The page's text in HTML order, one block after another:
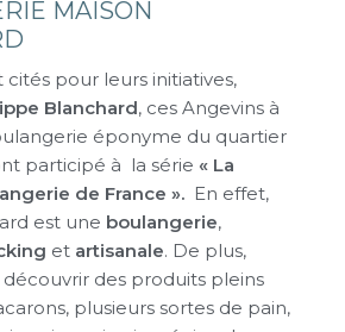
MAISON
pour leurs initiatives,
Blanchard, ces Angevins à
éponyme du quartier
participé à la série « La
de France ». En effet,
est une boulangerie,
et artisanale. De plus,
des produits pleins
plusieurs sortes de pain,